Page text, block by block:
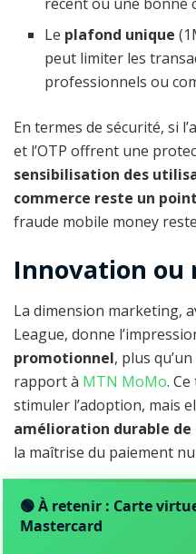
Le plafond unique
peut limiter les
professionnels ou
En termes de sécurité, si
et l’OTP offrent une
sensibilisation des
commerce reste un
fraude mobile money
Innovation ou
La dimension marketing,
League, donne
promotionnel, plus
rapport à MTN MoMo.
stimuler l’adoption, mais
amélioration durable de
la maîtrise du paiement
🟢 À retenir : Carte
Mastercard